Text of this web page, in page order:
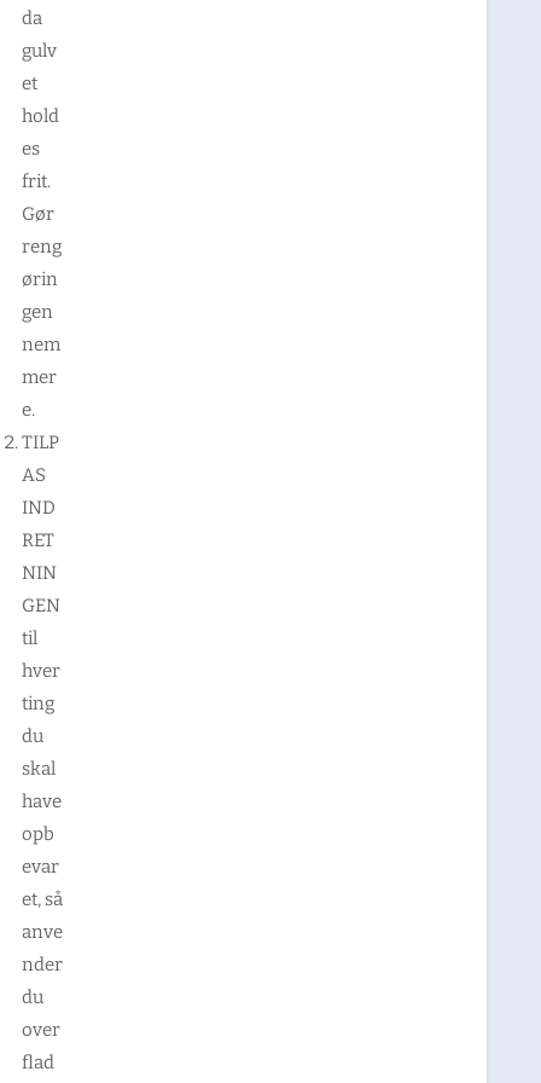
da
gulv
et
hold
es
frit.
Gør
reng
ørin
gen
nem
mer
e.
TILP
AS
IND
RET
NIN
GEN
til
hver
ting
du
skal
have
opb
evar
et, så
anve
nder
du
over
flad